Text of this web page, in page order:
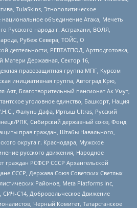
TulaSkins, Этнополитическое
национальное объединение Атака, Мечеть
народа г. Астрахани, ВОЛЯ,
Рубеж Севера, ТОЙС, О
деятельности, РЕВТАТПОД, Артподготовка,
Державная, Сектор 16,
правозащитная группа МПГ, Курсом
инициативная группа, Автоград Крю,
Аят, Благотворительный пансионат Ак Умут,
уголовное единство, Башкорт, Нация
Фалунь Дафа, Иртыш Ultras, Русский
РПК, Сибирский державный союз, Фонд
прав граждан, Штабы Навального,
округа г. Краснодара, Мужское
русского движения, Народное
граждан РСФСР СССР Архангельской
СССР, Держава Союз Советских Светлых
Районов, Meta Platforms Inc,
СИЧ-С14, Добровольческое Движение
Черный Комитет, Татарстанское